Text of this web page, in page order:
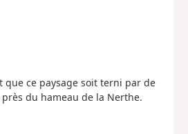
que ce paysage soit terni par de
du hameau de la Nerthe.